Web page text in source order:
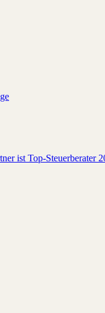
ist Top-Steuerberater